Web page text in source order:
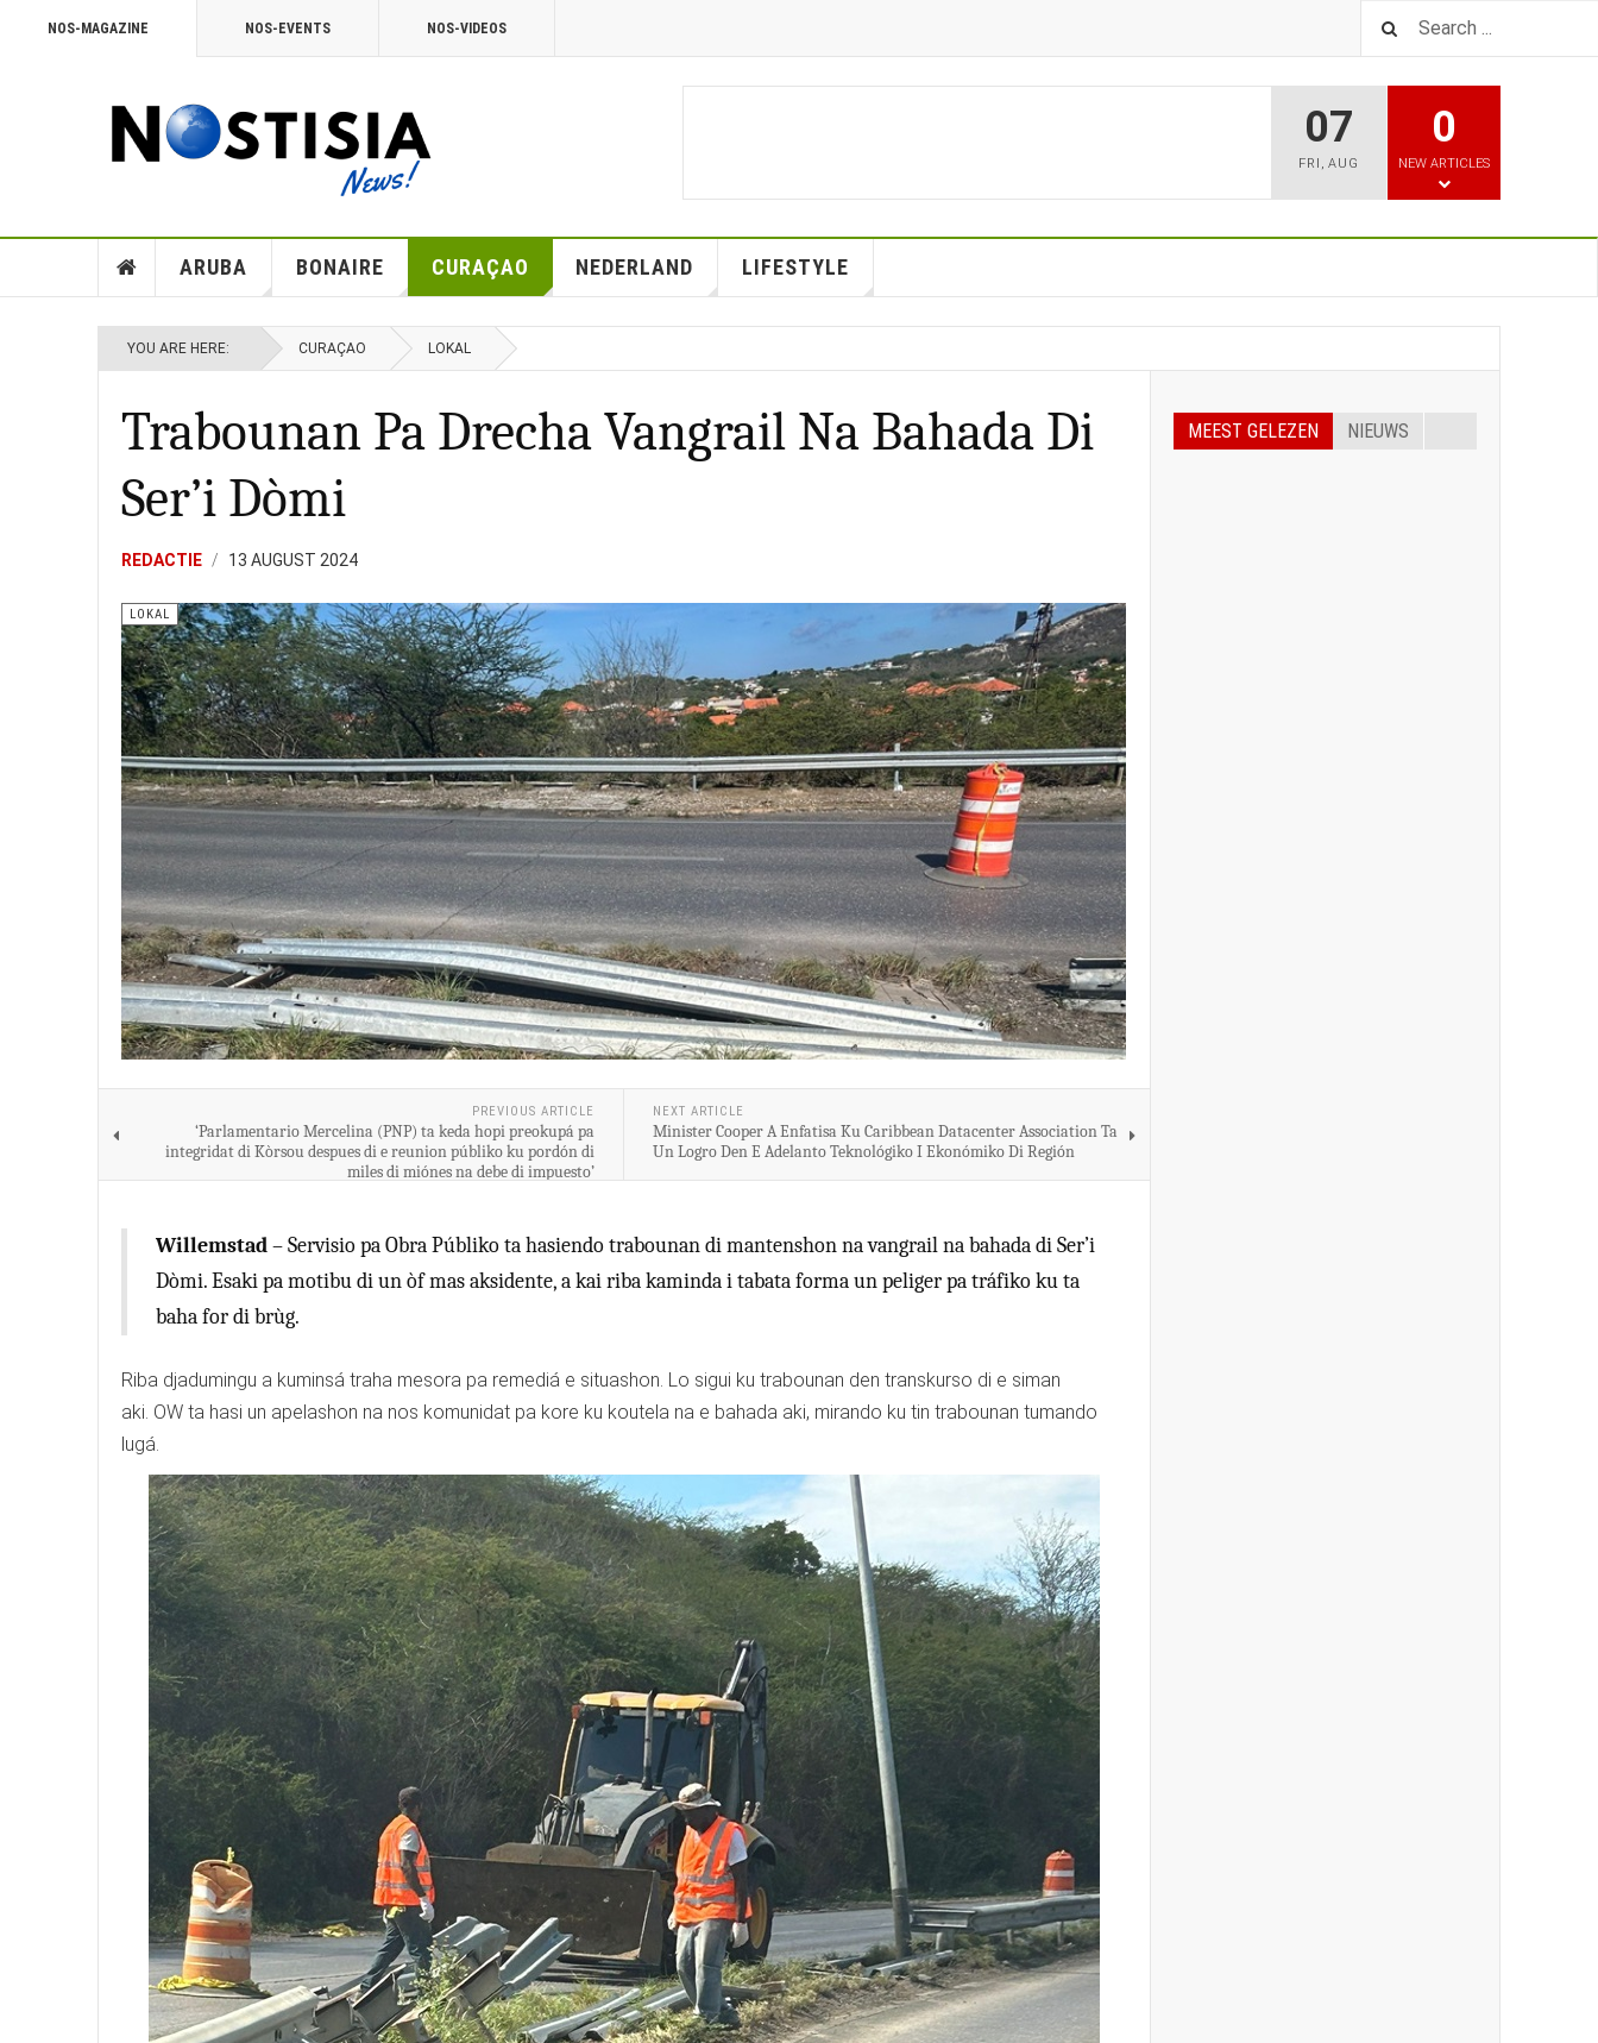
NOS-MAGAZINE NOS-EVENTS NOS-VIDEOS
07
FRI ,AUG
0
NEW ARTICLES
ARUBA BONAIRE CURAÇAO NEDERLAND LIFESTYLE
YOU ARE HERE: CURAÇAO LOKAL
Trabounan Pa Drecha Vangrail Na Bahada Di
Ser’i Dòmi
REDACTIE 13 AUGUST 2024
LOKAL
PREVIOUS ARTICLE
‘Parlamentario Mercelina (PNP) ta keda hopi preokupá pa
integridat di Kòrsou despues di e reunion públiko ku pordón di
miles di miónes na debe di impuesto’
NEXT ARTICLE
Minister Cooper A Enfatisa Ku Caribbean Datacenter Association Ta
Un Logro Den E Adelanto Teknológiko I Ekonómiko Di Región
Willemstad– Servisio pa Obra Públiko ta hasiendo trabounan di mantenshon na vangrail na bahada di Ser’i
Dòmi. Esaki pa motibu di un òf mas aksidente, a kai riba kaminda i tabata forma un peliger pa tráfiko ku ta
baha for di brùg.
Riba djadumingu a kuminsá traha mesora pa remediá e situashon. Lo sigui ku trabounan den transkurso di e siman
aki. OW ta hasi un apelashon na nos komunidat pa kore ku koutela na e bahada aki, mirando ku tin trabounan tumando
lugá.
MEEST GELEZEN NIEUWS